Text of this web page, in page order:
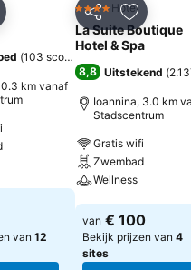
aan favorieten
(103 scores
km vanaf
van 12
Delen
4 SterrenHotel
La Suite Boutique
Hotel & Spa
8,8 Uitstekend (
Ioannina, 3.0 km
Stadscentrum
Gratis wifi
Zwembad
Wellness
Prijzen bekijken
van € 100
Bekijk prijzen van 4
sites